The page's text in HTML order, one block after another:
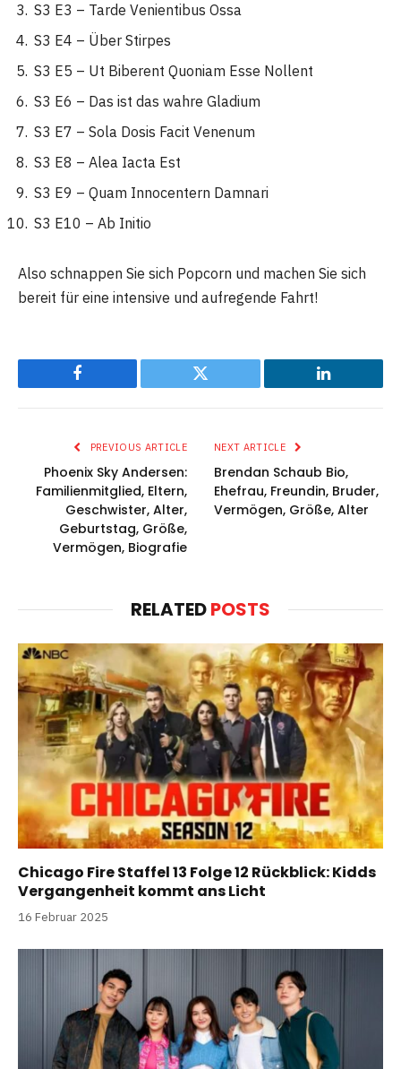
S3 E3 – Tarde Venientibus Ossa
S3 E4 – Über Stirpes
S3 E5 – Ut Biberent Quoniam Esse Nollent
S3 E6 – Das ist das wahre Gladium
S3 E7 – Sola Dosis Facit Venenum
S3 E8 – Alea Iacta Est
S3 E9 – Quam Innocentern Damnari
S3 E10 – Ab Initio
Also schnappen Sie sich Popcorn und machen Sie sich
bereit für eine intensive und aufregende Fahrt!
Facebook Twitter LinkedIn
PREVIOUS ARTICLE
Phoenix Sky Andersen:
Familienmitglied, Eltern,
Geschwister, Alter,
Geburtstag, Größe,
Vermögen, Biografie
NEXT ARTICLE
Brendan Schaub Bio,
Ehefrau, Freundin, Bruder,
Vermögen, Größe, Alter
RELATEDPOSTS
Chicago Fire Staffel 13 Folge 12 Rückblick: Kidds
Vergangenheit kommt ans Licht
16 Februar 2025